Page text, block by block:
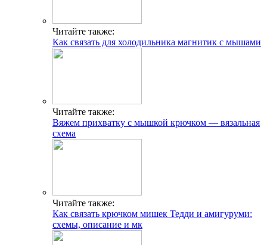
Читайте также:
Как связать для холодильника магнитик с мышами
Читайте также:
Вяжем прихватку с мышкой крючком — вязальная
схема
Читайте также:
Как связать крючком мишек Тедди и амигуруми:
схемы, описание и мк